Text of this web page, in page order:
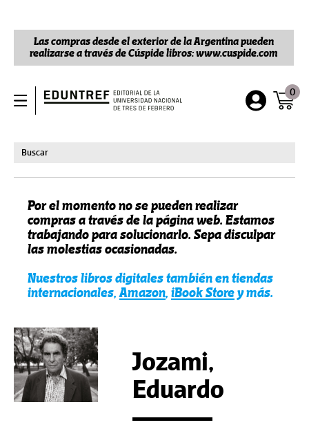
Las compras desde el exterior de la Argentina pueden
realizarse a través de Cúspide libros: www.cuspide.com
0
Por el momento no se pueden realizar
compras a través de la página web. Estamos
trabajando para solucionarlo. Sepa disculpar
las molestias ocasionadas.
Nuestros libros digitales también en tiendas
internacionales, Amazon, iBook Storey más.
Jozami,
Eduardo